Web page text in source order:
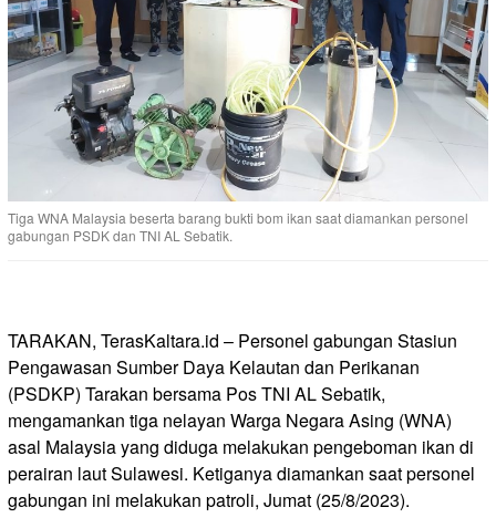
Tiga WNA Malaysia beserta barang bukti bom ikan saat diamankan personel
gabungan PSDK dan TNI AL Sebatik.
TARAKAN, TerasKaltara.id – Personel gabungan Stasiun
Pengawasan Sumber Daya Kelautan dan Perikanan
(PSDKP) Tarakan bersama Pos TNI AL Sebatik,
mengamankan tiga nelayan Warga Negara Asing (WNA)
asal Malaysia yang diduga melakukan pengeboman ikan di
perairan laut Sulawesi. Ketiganya diamankan saat personel
gabungan ini melakukan patroli, Jumat (25/8/2023).